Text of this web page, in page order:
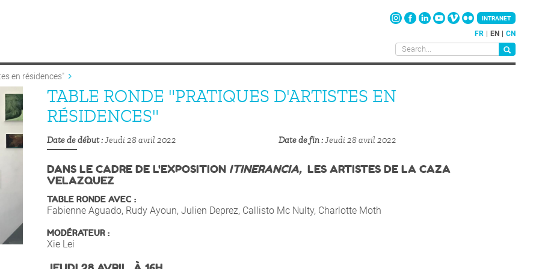
FR EN CN
INTRANET
en résidences"
TABLE RONDE "PRATIQUES D'ARTISTES EN
RÉSIDENCES"
Date de début Jeudi 28 avril 2022 Date de fin Jeudi 28 avril 2022
DANS LE CADRE DE L'EXPOSITION ITINERANCIA, LES ARTISTES DE LA CAZA
VELAZQUEZ
TABLE RONDE AVEC :
Fabienne Aguado, Rudy Ayoun, Julien Deprez, Callisto Mc Nulty, Charlotte Moth
MODÉRATEUR :
Xie Lei